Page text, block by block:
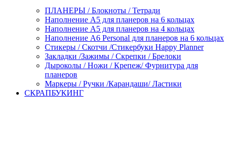
ПЛАНЕРЫ / Блокноты / Тетради
Наполнение А5 для планеров на 6 кольцах
Наполнение А5 для планеров на 4 кольцах
Наполнение А6 Personal для планеров на 6 кольцах
Стикеры / Скотчи /Стикербуки Happy Planner
Закладки /Зажимы / Скрепки / Брелоки
Дыроколы / Ножи / Крепеж/ Фурнитура для
планеров
Маркеры / Ручки /Карандаши/ Ластики
СКРАПБУКИНГ